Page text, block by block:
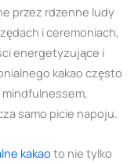
przez rdzenne ludy
i ceremoniach,
energetyzujące i
kakao często
samo picie napoju.
kakaoto nie tylko